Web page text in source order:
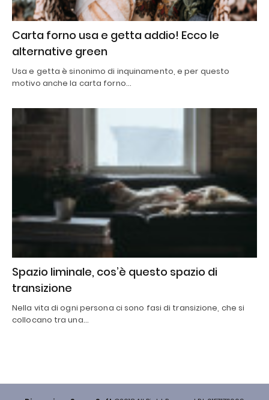
Carta forno usa e getta addio! Ecco le
alternative green
Usa e getta è sinonimo di inquinamento, e per questo
motivo anche la carta forno…
Spazio liminale, cos’è questo spazio di
transizione
Nella vita di ogni persona ci sono fasi di transizione, che si
collocano tra una…